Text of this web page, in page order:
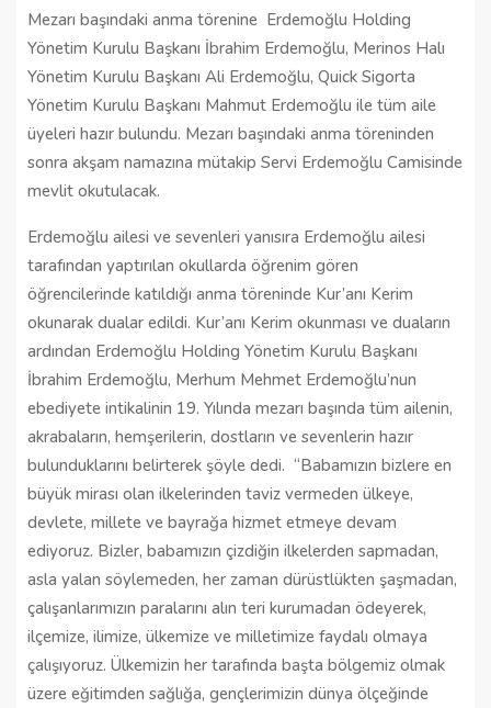
Mezarı başındaki anma törenine Erdemoğlu Holding
Yönetim Kurulu Başkanı İbrahim Erdemoğlu, Merinos Halı
Yönetim Kurulu Başkanı Ali Erdemoğlu, Quick Sigorta
Yönetim Kurulu Başkanı Mahmut Erdemoğlu ile tüm aile
üyeleri hazır bulundu. Mezarı başındaki anma töreninden
sonra akşam namazına mütakip Servi Erdemoğlu Camisinde
mevlit okutulacak.
Erdemoğlu ailesi ve sevenleri yanısıra Erdemoğlu ailesi
tarafından yaptırılan okullarda öğrenim gören
öğrencilerinde katıldığı anma töreninde Kur’anı Kerim
okunarak dualar edildi. Kur’anı Kerim okunması ve duaların
ardından Erdemoğlu Holding Yönetim Kurulu Başkanı
İbrahim Erdemoğlu, Merhum Mehmet Erdemoğlu’nun
ebediyete intikalinin 19. Yılında mezarı başında tüm ailenin,
akrabaların, hemşerilerin, dostların ve sevenlerin hazır
bulunduklarını belirterek şöyle dedi. “Babamızın bizlere en
büyük mirası olan ilkelerinden taviz vermeden ülkeye,
devlete, millete ve bayrağa hizmet etmeye devam
ediyoruz. Bizler, babamızın çizdiğin ilkelerden sapmadan,
asla yalan söylemeden, her zaman dürüstlükten şaşmadan,
çalışanlarımızın paralarını alın teri kurumadan ödeyerek,
ilçemize, ilimize, ülkemize ve milletimize faydalı olmaya
çalışıyoruz. Ülkemizin her tarafında başta bölgemiz olmak
üzere eğitimden sağlığa, gençlerimizin dünya ölçeğinde